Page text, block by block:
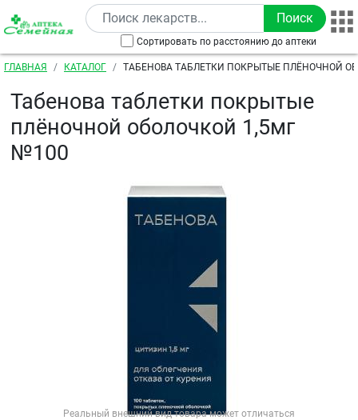
Перейти к основному содержанию
Сортировать по расстоянию до аптеки
Строка навигации
ГЛАВНАЯ КАТАЛОГ
ТАБЕНОВА ТАБЛЕТКИ ПОКРЫТЫЕ ПЛЁНОЧНОЙ
Табенова таблетки покрытые
плёночной оболочкой 1,5мг
№100
Реальный внешний вид товара может отличаться